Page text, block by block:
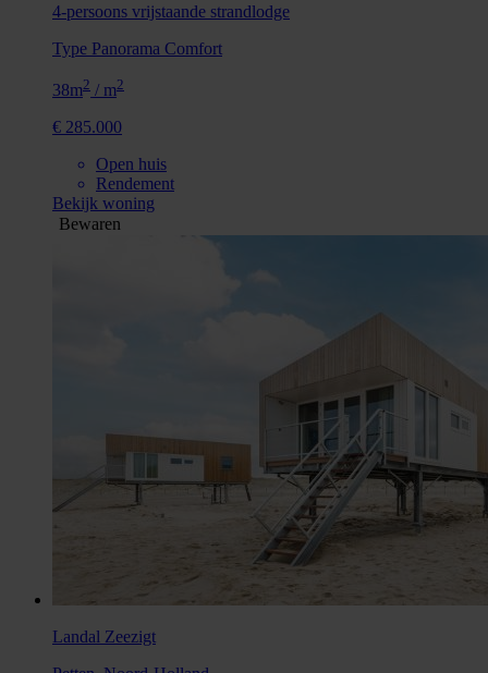
4-persoons vrijstaande strandlodge
Type Panorama Comfort
38m2 / m2
€ 285.000
Open huis
Rendement
Bekijk woning
Bewaren
Landal Zeezigt